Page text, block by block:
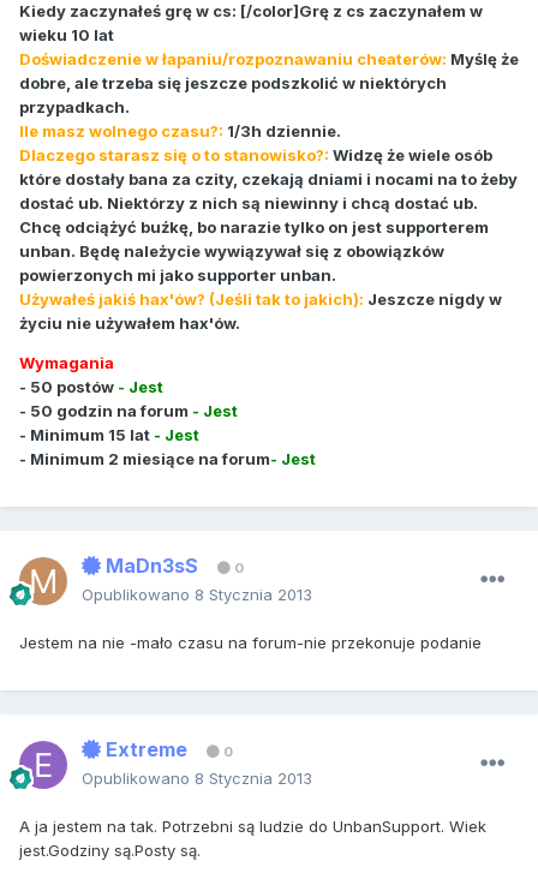
Kiedy zaczynałeś grę w cs: [/color]Grę z cs zaczynałem w
wieku 10 lat
Doświadczenie w łapaniu/rozpoznawaniu cheaterów: Myślę że
dobre, ale trzeba się jeszcze podszkolić w niektórych
przypadkach.
Ile masz wolnego czasu?: 1/3h dziennie.
Dlaczego starasz się o to stanowisko?: Widzę że wiele osób
które dostały bana za czity, czekają dniami i nocami na to żeby
dostać ub. Niektórzy z nich są niewinny i chcą dostać ub.
Chcę odciążyć buźkę, bo narazie tylko on jest supporterem
unban. Będę należycie wywiązywał się z obowiązków
powierzonych mi jako supporter unban.
Używałeś jakiś hax'ów? (Jeśli tak to jakich): Jeszcze nigdy w
życiu nie używałem hax'ów.
Wymagania
- 50 postów - Jest
- 50 godzin na forum - Jest
- Minimum 15 lat - Jest
- Minimum 2 miesiące na forum- Jest
MaDn3sS 0
Opublikowano 8 Stycznia 2013
Jestem na nie -mało czasu na forum-nie przekonuje podanie
Extreme 0
Opublikowano 8 Stycznia 2013
A ja jestem na tak. Potrzebni są ludzie do UnbanSupport. Wiek
jest.Godziny są.Posty są.